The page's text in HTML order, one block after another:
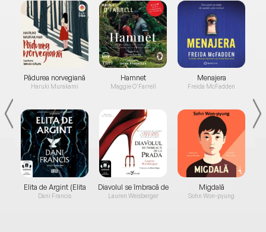
Pădurea norvegiană
Haruki Murakami
Elita de Argint (Elita
de...
Dani Francis
Hamnet
Maggie O'Farrell
Diavolul se îmbracă de
la...
Lauren Weisberger
Menajera
Freida McFadden
Migdală
Sohn Won-pyung